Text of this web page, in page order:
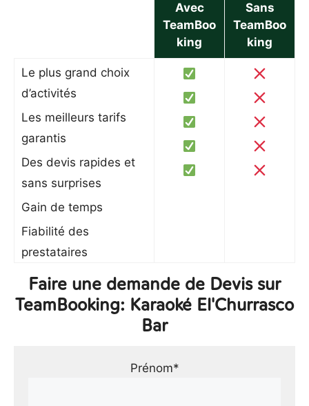
Avec
TeamBoo
king
Sans
TeamBoo
king
Le plus grand choix
d’activités
Les meilleurs tarifs
garantis
Des devis rapides et
sans surprises
Gain de temps
Fiabilité des
prestataires
Faire une demande de Devis sur
TeamBooking: Karaoké El'Churrasco
Bar
Prénom*